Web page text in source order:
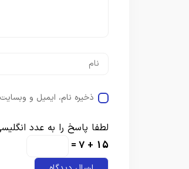
ذخیره نام، ایمیل و
لطفا پاسخ را به عدد
15 + 7 =